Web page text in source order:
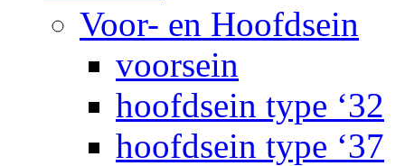
Voor- en Hoofdsein
voorsein
hoofdsein type ‘32
hoofdsein type ‘37